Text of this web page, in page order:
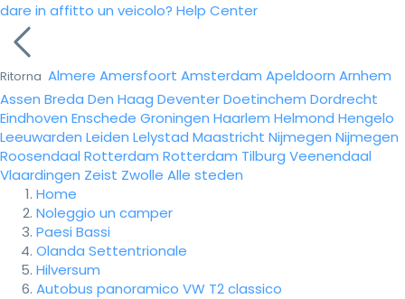
dare in affitto un veicolo? Help Center
Ritorna Almere Amersfoort Amsterdam Apeldoorn Arnhem
Assen Breda Den Haag DeventerDoetinchem Dordrecht
Eindhoven Enschede Groningen Haarlem Helmond Hengelo
Leeuwarden Leiden Lelystad Maastricht Nijmegen Nijmegen
Roosendaal Rotterdam Rotterdam Tilburg Veenendaal
Vlaardingen Zeist Zwolle Alle steden
Home
Noleggio un camper
Paesi Bassi
Olanda Settentrionale
Hilversum
Autobus panoramico VW T2 classico